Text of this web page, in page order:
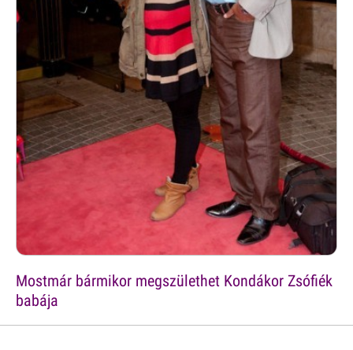
Mostmár bármikor megszülethet Kondákor Zsófiék
babája